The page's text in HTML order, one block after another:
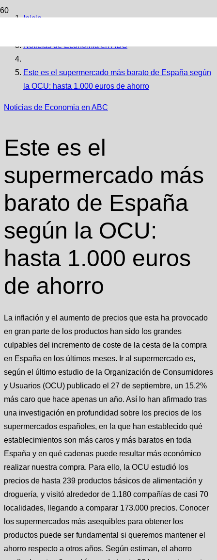
Inicio
Noticias de Economia en ABC
Este es el supermercado más barato de España según
la OCU: hasta 1.000 euros de ahorro
Noticias de Economia en ABC
Este es el
supermercado más
barato de España
según la OCU:
hasta 1.000 euros
de ahorro
La inflación y el aumento de precios que esta ha provocado
en gran parte de los productos han sido los grandes
culpables del incremento de coste de la cesta de la compra
en España en los últimos meses. Ir al supermercado es,
según el último estudio de la Organización de Consumidores
y Usuarios (OCU) publicado el 27 de septiembre, un 15,2%
más caro que hace apenas un año. Así lo han afirmado tras
una investigación en profundidad sobre los precios de los
supermercados españoles, en la que han establecido qué
establecimientos son más caros y más baratos en toda
España y en qué cadenas puede resultar más económico
realizar nuestra compra. Para ello, la OCU estudió los
precios de hasta 239 productos básicos de alimentación y
droguería, y visitó alrededor de 1.180 compañías de casi 70
localidades, llegando a comparar 173.000 precios. Conocer
los supermercados más asequibles para obtener los
productos puede ser fundamental si queremos mantener el
ahorro respecto a otros años. Según estiman, el ahorro